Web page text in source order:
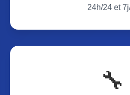
24h/24 et
🔧